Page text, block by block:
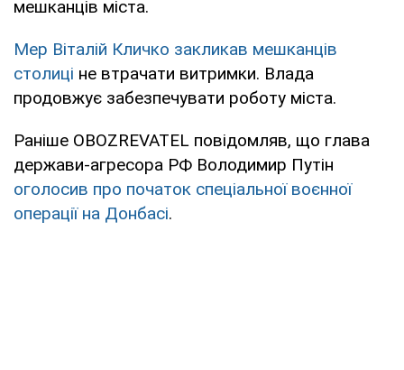
мешканців міста.
Мер Віталій Кличко закликав мешканців
столиці не втрачати витримки. Влада
продовжує забезпечувати роботу міста.
Раніше OBOZREVATEL повідомляв, що глава
держави-агресора РФ Володимир Путін
оголосив про початок спеціальної воєнної
операції на Донбасі.